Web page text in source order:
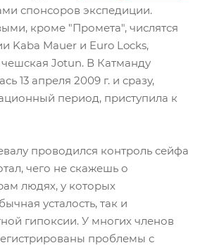
спонсоров экспедиции.
кроме "Промета", числятся
Kaba Mauer и Euro Locks,
Jotun. В Катманду
13 апреля 2009 г. и сразу,
период, приступила к
проводился контроль сейфа
чего не скажешь о
людях, у которых
усталость, так и
гипоксии. У многих членов
проблемы с